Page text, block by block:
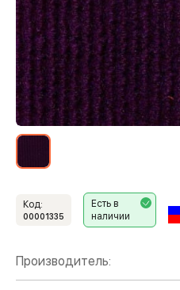
Код:
00001335
Есть в
наличии
Производитель: